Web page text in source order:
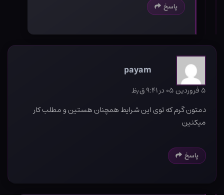
پاسخ
payam
۵ فروردین ۰۵ در ۹:۴۱ ق٫ظ
دمتون گرم که توی این شرایط همچنان هستین و مطلب کار
میکنین
پاسخ